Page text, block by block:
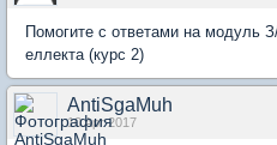
Помогите с ответами на модуль
еллекта (курс 2)
AntiSgaMuh
10 Apr 2017